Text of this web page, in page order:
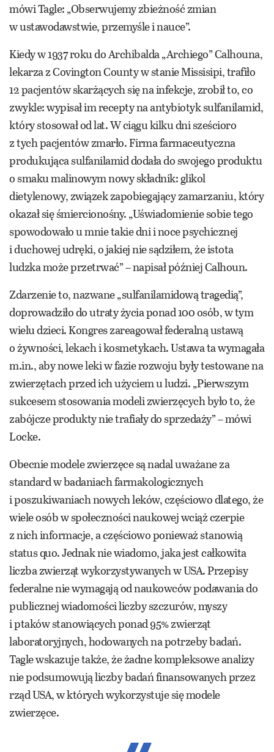
mówi Tagle: „Obserwujemy zbieżność zmian
w ustawodawstwie, przemyśle i nauce”.
Kiedy w 1937 roku do Archibalda „Archiego” Calhouna,
lekarza z Covington County w stanie Missisipi, trafiło
12 pacjentów skarżących się na infekcje, zrobił to, co
zwykle: wypisał im recepty na antybiotyk sulfanilamid,
który stosował od lat. W ciągu kilku dni sześcioro
z tych pacjentów zmarło. Firma farmaceutyczna
produkująca sulfanilamid dodała do swojego produktu
o smaku malinowym nowy składnik: glikol
dietylenowy, związek zapobiegający zamarzaniu, który
okazał się śmiercionośny. „Uświadomienie sobie tego
spowodowało u mnie takie dni i noce psychicznej
i duchowej udręki, o jakiej nie sądziłem, że istota
ludzka może przetrwać” – napisał później Calhoun.
Zdarzenie to, nazwane „sulfanilamidową tragedią”,
doprowadziło do utraty życia ponad 100 osób, w tym
wielu dzieci. Kongres zareagował federalną ustawą
o żywności, lekach i kosmetykach. Ustawa ta wymagała
m.in., aby nowe leki w fazie rozwoju były testowane na
zwierzętach przed ich użyciem u ludzi. „Pierwszym
sukcesem stosowania modeli zwierzęcych było to, że
zabójcze produkty nie trafiały do sprzedaży” – mówi
Locke.
Obecnie modele zwierzęce są nadal uważane za
standard w badaniach farmakologicznych
i poszukiwaniach nowych leków, częściowo dlatego, że
wiele osób w społeczności naukowej wciąż czerpie
z nich informacje, a częściowo ponieważ stanowią
status quo. Jednak nie wiadomo, jaka jest całkowita
liczba zwierząt wykorzystywanych w USA. Przepisy
federalne nie wymagają od naukowców podawania do
publicznej wiadomości liczby szczurów, myszy
i ptaków stanowiących ponad 95% zwierząt
laboratoryjnych, hodowanych na potrzeby badań.
Tagle wskazuje także, że żadne kompleksowe analizy
nie podsumowują liczby badań finansowanych przez
rząd USA, w których wykorzystuje się modele
zwierzęce.